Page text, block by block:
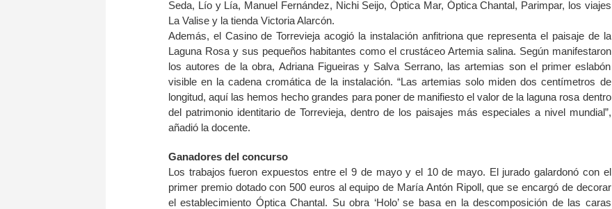
Seda, Lío y Lía, Manuel Fernández, Nichi Seijo, Óptica Mar, Óptica Chantal, Parimpar, los viajes
La Valise y la tienda Victoria Alarcón.
Además, el Casino de Torrevieja acogió la instalación anfitriona que representa el paisaje de la
Laguna Rosa y sus pequeños habitantes como el crustáceo Artemia salina. Según manifestaron
los autores de la obra, Adriana Figueiras y Salva Serrano, las artemias son el primer eslabón
visible en la cadena cromática de la instalación. “Las artemias solo miden dos centímetros de
longitud, aquí las hemos hecho grandes para poner de manifiesto el valor de la laguna rosa dentro
del patrimonio identitario de Torrevieja, dentro de los paisajes más especiales a nivel mundial”,
añadió la docente.
Ganadores del concurso
Los trabajos fueron expuestos entre el 9 de mayo y el 10 de mayo. El jurado galardonó con el
primer premio dotado con 500 euros al equipo de María Antón Ripoll, que se encargó de decorar
el establecimiento Óptica Chantal. Su obra ‘Holo’ se basa en la descomposición de las caras